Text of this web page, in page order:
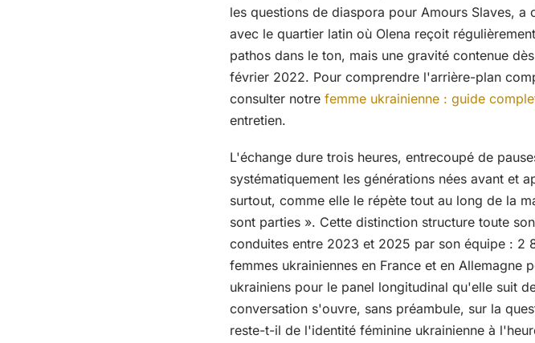
les questions de diaspora pour Amours Slaves,
avec le quartier latin où Olena reçoit
pathos dans le ton, mais une gravité contenue
février 2022. Pour comprendre l'arrière-plan
consulter notre femme ukrainienne : guide
entretien.
L'échange dure trois heures, entrecoupé de
systématiquement les générations nées avant et
surtout, comme elle le répète tout au long de la
sont parties ». Cette distinction structure toute
conduites entre 2023 et 2025 par son équipe : 2
femmes ukrainiennes en France et en
ukrainiens pour le panel longitudinal qu'elle suit
conversation s'ouvre, sans préambule, sur la
reste-t-il de l'identité féminine ukrainienne à